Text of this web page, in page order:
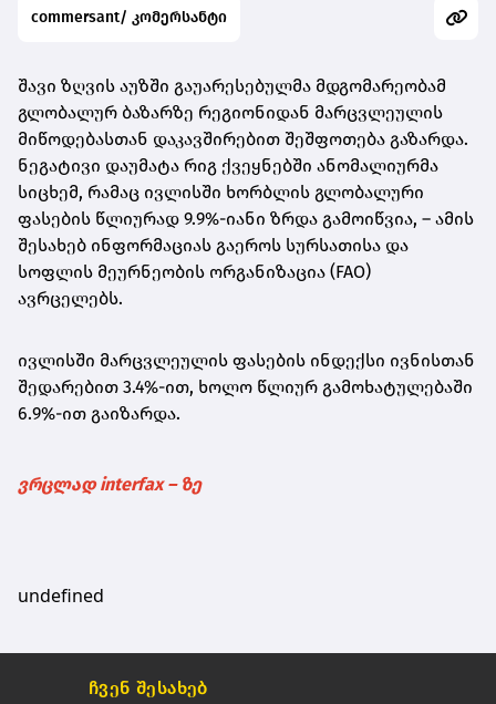
commersant/ კომერსანტი
შავი ზღვის აუზში გაუარესებულმა მდგომარეობამ
გლობალურ ბაზარზე რეგიონიდან მარცვლეულის
მიწოდებასთან დაკავშირებით შეშფოთება გაზარდა.
ნეგატივი დაუმატა რიგ ქვეყნებში ანომალიურმა
სიცხემ, რამაც ივლისში ხორბლის გლობალური
ფასების წლიურად 9.9%-იანი ზრდა გამოიწვია, – ამის
შესახებ ინფორმაციას გაეროს სურსათისა და
სოფლის მეურნეობის ორგანიზაცია (FAO)
ავრცელებს.
ივლისში მარცვლეულის ფასების ინდექსი ივნისთან
შედარებით 3.4%-ით, ხოლო წლიურ გამოხატულებაში
6.9%-ით გაიზარდა.
ვრცლად interfax – ზე
undefined
ჩვენ შესახებ